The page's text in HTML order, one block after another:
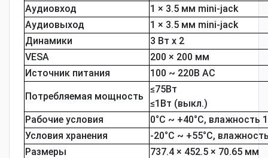
Аудиовход
1 × 3.5 мм mini-jack
Аудиовыход
1 × 3.5 мм mini-jack
Динамики
3 Вт х 2
VESA
200 × 200 мм
Источник питания
100 ~ 220В АС
Потребляемая мощность
≤75Вт
≤1Вт (выкл.)
Рабочие условия
0°C ~ +40°C, влажность
Условия хранения
-20°C ~ +55°C,
Размеры
737.4 × 452.5 × 70.65 мм